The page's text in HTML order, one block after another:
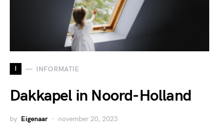
I INFORMATIE
Dakkapel in Noord-Holland
by Eigenaar november 20, 2023